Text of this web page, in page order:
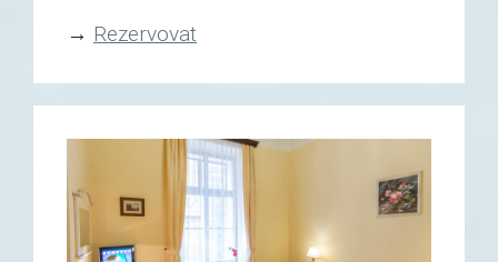
→ Rezervovat